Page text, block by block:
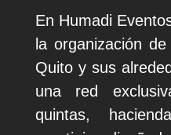
En Humadi
la organización
Quito y sus
una red
quintas,